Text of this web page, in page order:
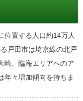
位置する人口約14万人
戸田市は埼京線の北戸
崎、臨海エリアへのア
年々増加傾向を持ちま